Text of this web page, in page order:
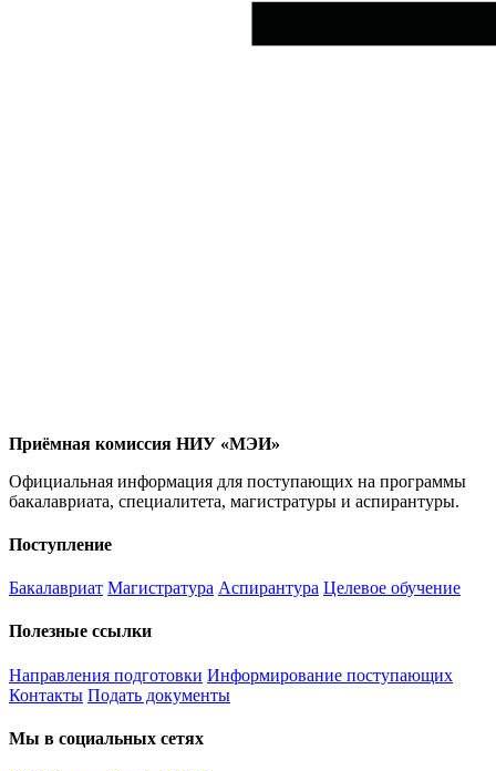
Приёмная комиссия НИУ «МЭИ»
Официальная информация для поступающих на программы
бакалавриата, специалитета, магистратуры и аспирантуры.
Поступление
Бакалавриат Магистратура Аспирантура Целевое обучение
Полезные ссылки
Направления подготовки Информирование поступающих
Контакты Подать документы
Мы в социальных сетях